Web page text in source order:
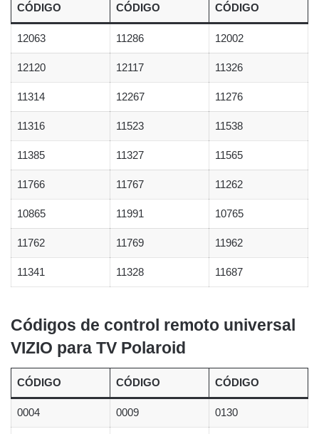
CÓDIGO CÓDIGO CÓDIGO
12063 11286 12002
12120 12117 11326
11314 12267 11276
11316 11523 11538
11385 11327 11565
11766 11767 11262
10865 11991 10765
11762 11769 11962
11341 11328 11687
Códigos de control remoto universal
VIZIO para TV Polaroid
CÓDIGO CÓDIGO CÓDIGO
0004 0009 0130